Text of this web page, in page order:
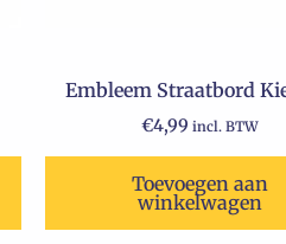
Embleem Straatbord
€4,99 incl. BTW
Toevoegen aan
winkelwagen